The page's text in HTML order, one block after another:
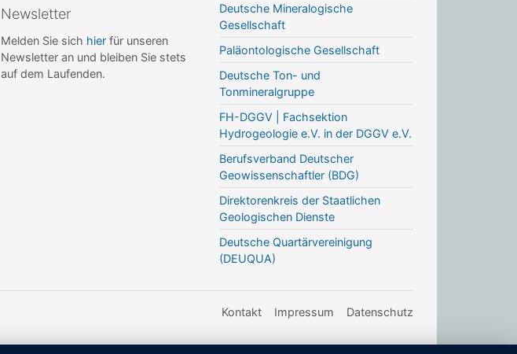
Newsletter
Melden Sie sich hier für unseren
Newsletter an und bleiben Sie stets
auf dem Laufenden.
Deutsche Mineralogische
Gesellschaft
Paläontologische Gesellschaft
Deutsche Ton- und
Tonmineralgruppe
FH-DGGV | Fachsektion
Hydrogeologie e.V. in der DGGV e.V.
Berufsverband Deutscher
Geowissenschaftler (BDG)
Direktorenkreis der Staatlichen
Geologischen Dienste
Deutsche Quartärvereinigung
(DEUQUA)
Kontakt Impressum Datenschutz